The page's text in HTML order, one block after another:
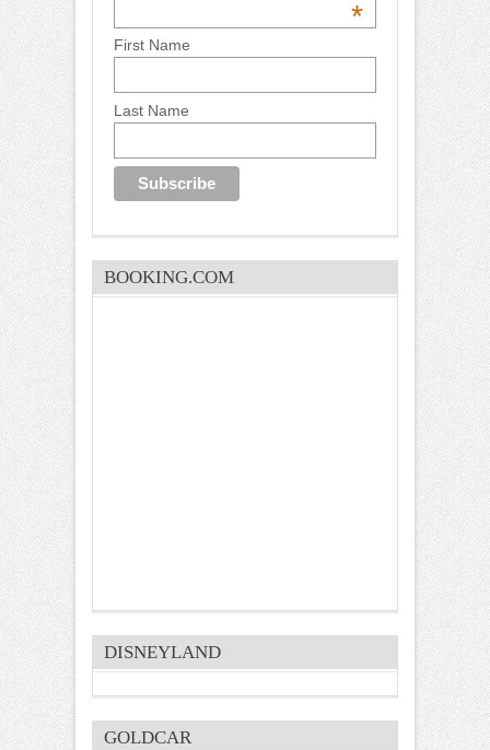
*
First Name
Last Name
BOOKING.COM
DISNEYLAND
GOLDCAR